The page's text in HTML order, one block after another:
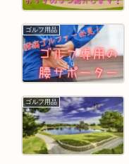
ゴルフ用品
ゴルフ用品